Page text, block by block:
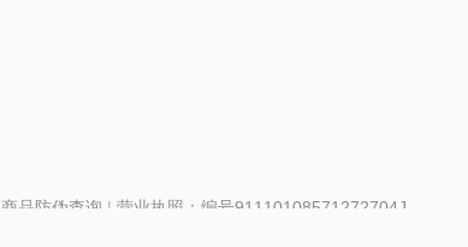
商品防伪查询 | 营业执照：编号91110108571272704J